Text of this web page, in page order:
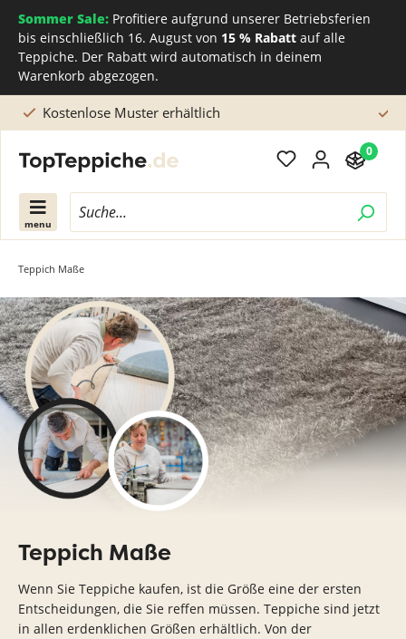
Sommer Sale: Profitiere aufgrund unserer Betriebsferien
bis einschließlich 16. August von 15 % Rabatt auf alle
Teppiche. Der Rabatt wird automatisch in deinem
Warenkorb abgezogen.
Kostenlose Lieferung nach Hause
menu
0
Teppich Maße
Teppich Maße
Wenn Sie Teppiche kaufen, ist die Größe eine der ersten
Entscheidungen, die Sie reffen müssen. Teppiche sind jetzt
in allen erdenklichen Größen erhältlich. Von der